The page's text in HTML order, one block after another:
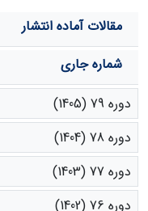
مقالات آماده انتشار
شماره جاری
دوره 79 (1405)
دوره 78 (1404)
دوره 77 (1403)
دوره 76 (1402)